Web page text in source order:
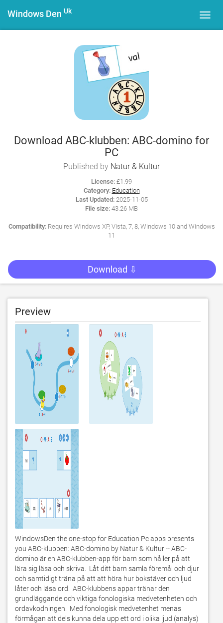
Windows Den Uk
Download ABC-klubben: ABC-domino for
PC
Published by Natur & Kultur
License: £1.99
Category: Education
Last Updated:2025-11-05
File size: 43.26 MB
Compatibility:Requires Windows XP, Vista, 7, 8, Windows 10 and Windows
11
Download ⇩
Preview
WindowsDen the one-stop for Education Pc apps presents
you ABC-klubben: ABC-domino by Natur & Kultur -- ABC-
domino är en ABC-klubben-app för barn som håller på att
lära sig läsa och skriva.  Låt ditt barn samla föremål och djur
och samtidigt träna på att att höra hur bokstäver och ljud
låter och läsa ord.  ABC-klubbens appar tränar den
grundläggande och viktiga fonologiska medvetenheten och
ordavkodningen.  Med fonologisk medvetenhet menas
förmågan att dels kunna dela upp ett ord i olika ljud (analys)